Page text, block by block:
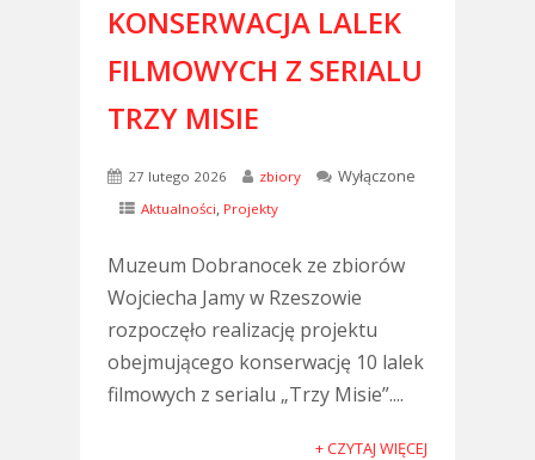
KONSERWACJA LALEK
FILMOWYCH Z SERIALU
TRZY MISIE
27 lutego 2026 zbiory Wyłączone
Aktualności, Projekty
Muzeum Dobranocek ze zbiorów
Wojciecha Jamy w Rzeszowie
rozpoczęło realizację projektu
obejmującego konserwację 10 lalek
filmowych z serialu „Trzy Misie”....
+ CZYTAJ WIĘCEJ